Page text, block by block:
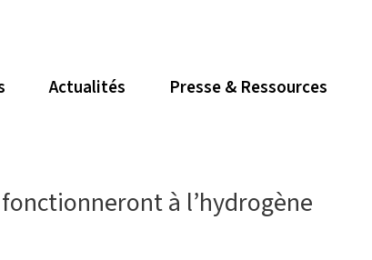
Actualités Presse & Ressources
à l’hydrogène